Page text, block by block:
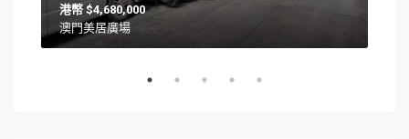
$4,680,000
澳門美居廣場